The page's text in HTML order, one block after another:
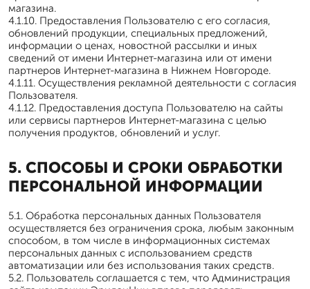
магазина.
4.1.10. Предоставления Пользователю с его согласия,
обновлений продукции, специальных предложений,
информации о ценах, новостной рассылки и иных
сведений от имени Интернет-магазина или от имени
партнеров Интернет-магазина в Нижнем Новгороде.
4.1.11. Осуществления рекламной деятельности с согласия
Пользователя.
4.1.12. Предоставления доступа Пользователю на сайты
или сервисы партнеров Интернет-магазина с целью
получения продуктов, обновлений и услуг.
5. СПОСОБЫ И СРОКИ ОБРАБОТКИ
ПЕРСОНАЛЬНОЙ ИНФОРМАЦИИ
5.1. Обработка персональных данных Пользователя
осуществляется без ограничения срока, любым законным
способом, в том числе в информационных системах
персональных данных с использованием средств
автоматизации или без использования таких средств.
5.2. Пользователь соглашается с тем, что Администрация